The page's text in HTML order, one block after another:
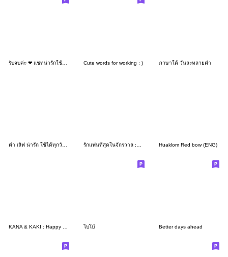
Cute words for working : ) ภาษาใต้ วันละหลายคำ
Huaklom Red bow (ENG)
KANA & KAKI : Happy Food 2 - EN โบโบ๋ Better days ahead